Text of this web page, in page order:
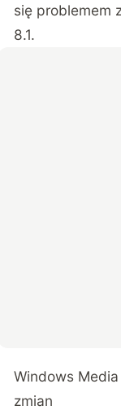
się problemem
8.1.
Windows
zmian